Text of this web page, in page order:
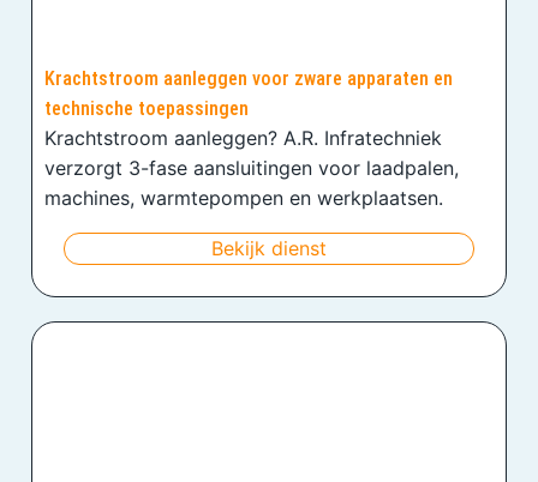
Krachtstroom aanleggen voor zware apparaten en
technische toepassingen
Krachtstroom aanleggen? A.R. Infratechniek
verzorgt 3-fase aansluitingen voor laadpalen,
machines, warmtepompen en werkplaatsen.
Bekijk dienst